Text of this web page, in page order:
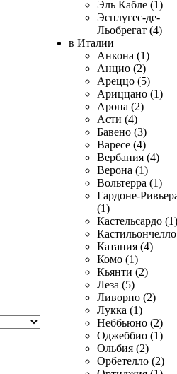
Эль Кабле (1)
Эсплугес-де-
Льобрегат (4)
в Италии
Анкона (1)
Анцио (2)
Ареццо (5)
Ариццано (1)
Арона (2)
Асти (4)
Бавено (3)
Варесе (4)
Вербания (4)
Верона (1)
Вольтерра (1)
Гардоне-
(1)
Кастельсардо (1)
Катания (4)
Комо (1)
Кьянти (2)
Леза (5)
Ливорно (2)
Лукка (1)
Неббьюно (2)
Оджеббио (1)
Ольбия (2)
Орбетелло (2)